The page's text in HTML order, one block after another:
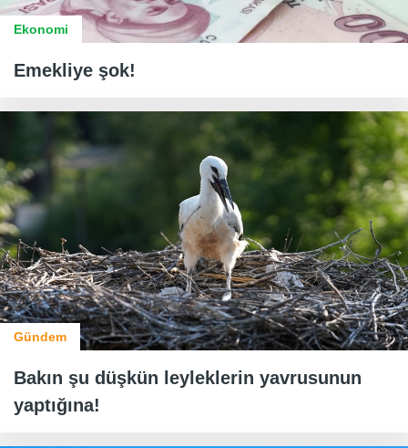
Ekonomi
Emekliye şok!
Gündem
Bakın şu düşkün leyleklerin yavrusunun
yaptığına!